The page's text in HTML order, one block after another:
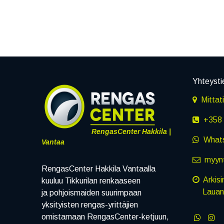
RengasCenter Hakkila |
Vantaa
RengasCenter Hakkila Vantaalla
kuuluu Tikkurilan renkaaseen
ja pohjoismaiden suurimpaan
yksityisten rengas-yrittäjien
omistamaan RengasCenter-ketjuun,
+358